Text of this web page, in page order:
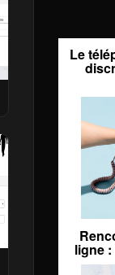
Le
ligne